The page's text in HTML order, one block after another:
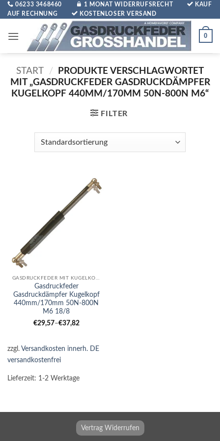
Zum
Inhalt
06233 3468460 1 MONAT WIDERRUFSRECHT
KAUF
AUF RECHNUNG
KOSTENLOSER VERSAND
0
START /
PRODUKTE VERSCHLAGWORTET
MIT „GASDRUCKFEDER GASDRUCKDÄMPFER
KUGELKOPF 440MM/170MM 50N-800N M6“
FILTER
GASDRUCKFEDER MIT KUGELKOPF
Gasdruckfeder
Gasdruckdämpfer Kugelkopf
440mm/170mm 50N-800N
M6 18/8
€29,57–€37,82
zzgl. Versandkosten innerh. DE
versandkostenfrei
Lieferzeit: 1-2 Werktage
Vertrag Widerrufen